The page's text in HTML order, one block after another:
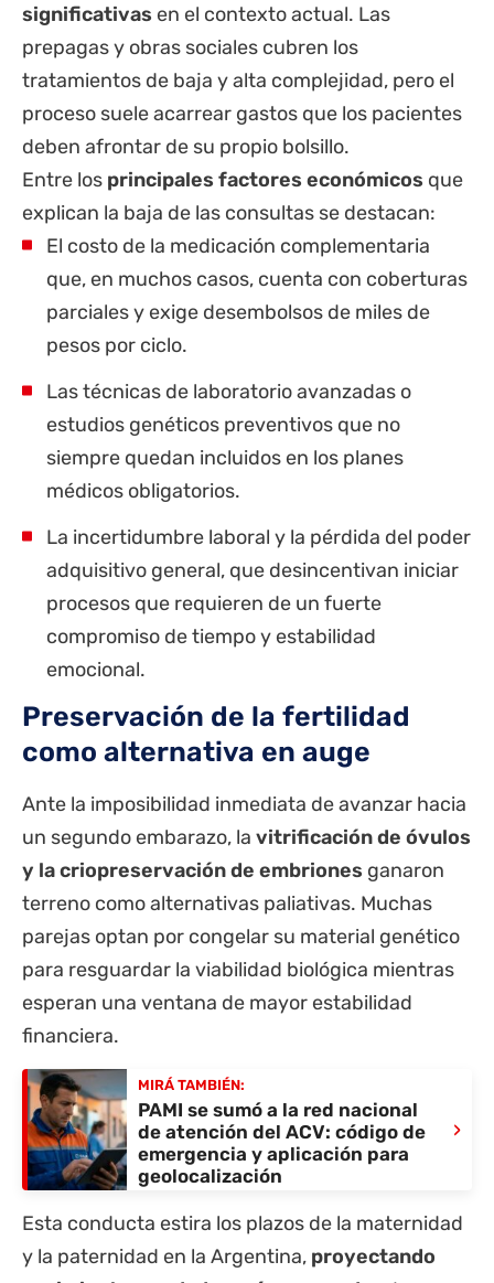
significativas en el contexto actual. Las
prepagas y obras sociales cubren los
tratamientos de baja y alta complejidad, pero el
proceso suele acarrear gastos que los pacientes
deben afrontar de su propio bolsillo.
Entre los principales factores económicos que
explican la baja de las consultas se destacan:
El costo de la medicación complementaria
que, en muchos casos, cuenta con coberturas
parciales y exige desembolsos de miles de
pesos por ciclo.
Las técnicas de laboratorio avanzadas o
estudios genéticos preventivos que no
siempre quedan incluidos en los planes
médicos obligatorios.
La incertidumbre laboral y la pérdida del poder
adquisitivo general, que desincentivan iniciar
procesos que requieren de un fuerte
compromiso de tiempo y estabilidad
emocional.
Preservación de la fertilidad
como alternativa en auge
Ante la imposibilidad inmediata de avanzar hacia
un segundo embarazo, la vitrificación de óvulos
y la criopreservación de embriones ganaron
terreno como alternativas paliativas. Muchas
parejas optan por congelar su material genético
para resguardar la viabilidad biológica mientras
esperan una ventana de mayor estabilidad
financiera.
MIRÁ TAMBIÉN:
PAMI se sumó a la red nacional
de atención del ACV: código de
emergencia y aplicación para
geolocalización
›
Esta conducta estira los plazos de la maternidad
y la paternidad en la Argentina, proyectando